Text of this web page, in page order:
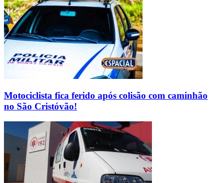
Motociclista fica ferido após colisão com caminhão
no São Cristóvão!